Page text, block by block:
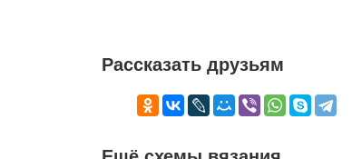
Рассказать друзьям